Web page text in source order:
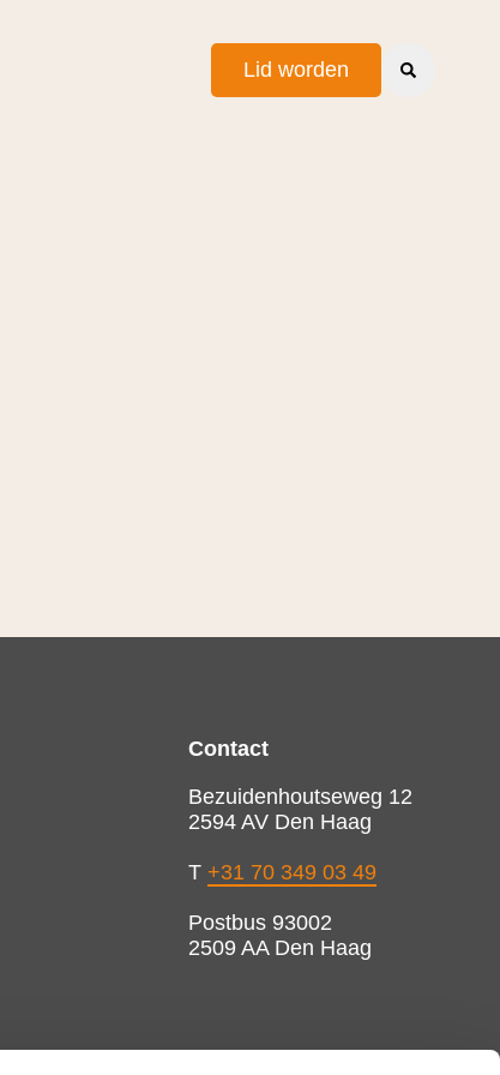
Lid worden
Contact
Bezuidenhoutseweg 12
2594 AV Den Haag
T +31 70 349 03 49
Postbus 93002
2509 AA Den Haag